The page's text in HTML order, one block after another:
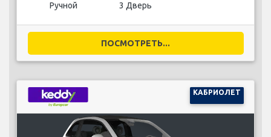
Ручной 3 Дверь
ПОСМОТРЕТЬ...
КАБРИОЛЕТ